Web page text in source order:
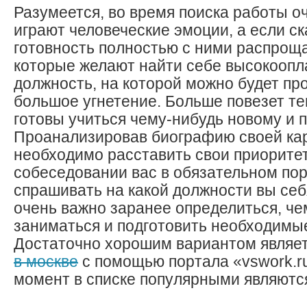
Разумеется, во время поиска работы
играют человеческие эмоции, а если
готовность полностью с ними
которые желают найти себе
должность, на которой можно будет
большое угнетение. Больше повезет
готовы учиться чему-нибудь новому и
Проанализировав биографию своей
необходимо расставить свои
собеседовании вас в обязательном
спрашивать на какой должности вы
очень важно заранее определиться,
заниматься и подготовить
Достаточно хорошим вариантом
в москве с помощью портала
момент в списке популярными